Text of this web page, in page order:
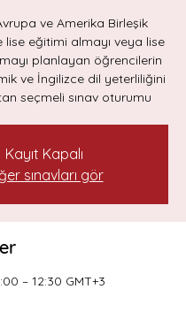
ve Amerika Birleşik
lise eğitimi almayı veya lise
planlayan öğrencilerin
ve İngilizce dil yeterliliğini
seçmeli sınav oturumu
Kayıt Kapalı
sınavları gör
– 12:30 GMT+3